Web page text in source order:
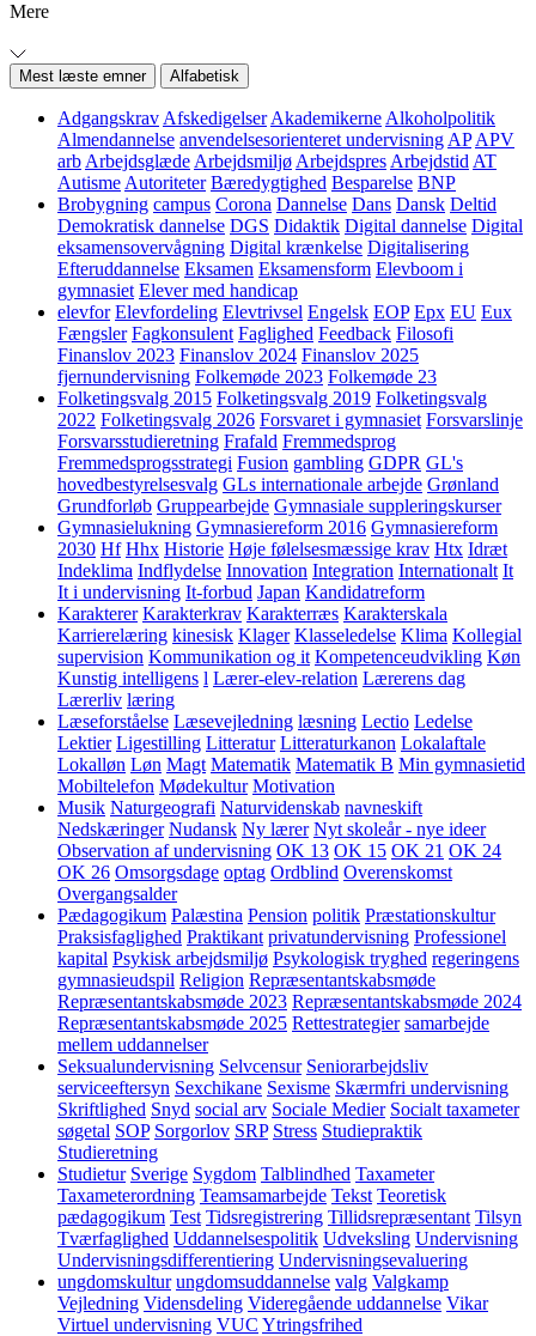
Mere
Mest læste emner Alfabetisk
Adgangskrav Afskedigelser Akademikerne Alkoholpolitik
Almendannelse anvendelsesorienteret undervisning AP APV
arb Arbejdsglæde Arbejdsmiljø Arbejdspres Arbejdstid AT
Autisme Autoriteter Bæredygtighed Besparelse BNP
Brobygning campus Corona Dannelse Dans Dansk Deltid
Demokratisk dannelse DGS Didaktik Digital dannelse Digital
eksamensovervågning Digital krænkelse Digitalisering
Efteruddannelse Eksamen Eksamensform Elevboom i
gymnasiet Elever med handicap
elevfor Elevfordeling Elevtrivsel Engelsk EOP Epx EU Eux
Fængsler Fagkonsulent Faglighed Feedback Filosofi
Finanslov 2023 Finanslov 2024 Finanslov 2025
fjernundervisning Folkemøde 2023 Folkemøde 23
Folketingsvalg 2015 Folketingsvalg 2019 Folketingsvalg
2022 Folketingsvalg 2026 Forsvaret i gymnasiet Forsvarslinje
Forsvarsstudieretning Frafald Fremmedsprog
Fremmedsprogsstrategi Fusion gambling GDPR GL's
hovedbestyrelsesvalg GLs internationale arbejde Grønland
Grundforløb Gruppearbejde Gymnasiale suppleringskurser
Gymnasielukning Gymnasiereform 2016 Gymnasiereform
2030 Hf Hhx Historie Høje følelsesmæssige krav Htx Idræt
Indeklima Indflydelse Innovation Integration Internationalt It
It i undervisning It-forbud Japan Kandidatreform
Karakterer Karakterkrav Karakterræs Karakterskala
Karrierelæring kinesisk Klager Klasseledelse Klima Kollegial
supervision Kommunikation og it Kompetenceudvikling Køn
Kunstig intelligens l Lærer-elev-relation Lærerens dag
Lærerliv læring
Læseforståelse Læsevejledning læsning Lectio Ledelse
Lektier Ligestilling Litteratur Litteraturkanon Lokalaftale
Lokalløn Løn Magt Matematik Matematik B Min gymnasietid
Mobiltelefon Mødekultur Motivation
Musik Naturgeografi Naturvidenskab navneskift
Nedskæringer Nudansk Ny lærer Nyt skoleår - nye ideer
Observation af undervisning OK 13 OK 15 OK 21 OK 24
OK 26 Omsorgsdage optag Ordblind Overenskomst
Overgangsalder
Pædagogikum Palæstina Pension politik Præstationskultur
Praksisfaglighed Praktikant privatundervisning Professionel
kapital Psykisk arbejdsmiljø Psykologisk tryghed regeringens
gymnasieudspil Religion Repræsentantskabsmøde
Repræsentantskabsmøde 2023 Repræsentantskabsmøde 2024
Repræsentantskabsmøde 2025 Rettestrategier samarbejde
mellem uddannelser
Seksualundervisning Selvcensur Seniorarbejdsliv
serviceeftersyn Sexchikane Sexisme Skærmfri undervisning
Skriftlighed Snyd social arv Sociale Medier Socialt taxameter
søgetal SOP Sorgorlov SRP Stress Studiepraktik
Studieretning
Studietur Sverige Sygdom Talblindhed Taxameter
Taxameterordning Teamsamarbejde Tekst Teoretisk
pædagogikum Test Tidsregistrering Tillidsrepræsentant Tilsyn
Tværfaglighed Uddannelsespolitik Udveksling Undervisning
Undervisningsdifferentiering Undervisningsevaluering
ungdomskultur ungdomsuddannelse valg Valgkamp
Vejledning Vidensdeling Videregående uddannelse Vikar
Virtuel undervisning VUC Ytringsfrihed